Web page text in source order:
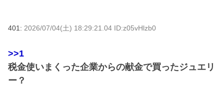
401: 2026/07/04(土) 18:29:21.04 ID:z05vHlzb0
>>1
税金使いまくった企業からの献金で買ったジュエリ
ー？